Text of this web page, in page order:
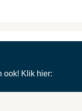
ook! Klik hier: